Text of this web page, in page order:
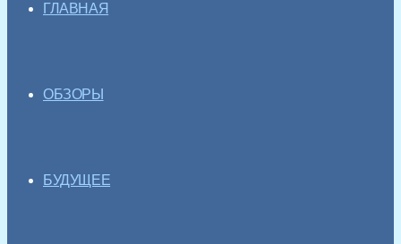
ГЛАВНАЯ
ОБЗОРЫ
БУДУЩЕЕ